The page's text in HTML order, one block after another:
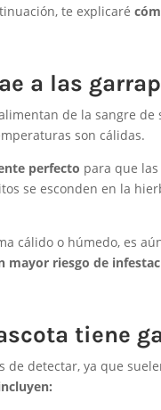
te explicaré
a las
de la sangre
son cálidas.
perfecto para que
se esconden en la
cálido o húmedo, es
mayor riesgo de
tiene
de detectar, ya que